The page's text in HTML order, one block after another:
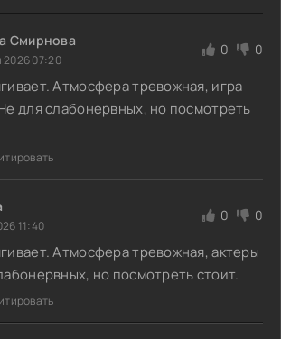
Смирнова
07:20
0 0
Атмосфера тревожная, игра
для слабонервных, но посмотреть
11:40
0 0
Атмосфера тревожная, актеры
но посмотреть стоит.